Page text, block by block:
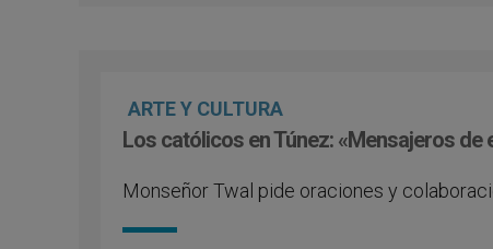
ARTE Y CULTURA
Los católicos en Túnez: «Mensajeros de
Monseñor Twal pide oraciones y